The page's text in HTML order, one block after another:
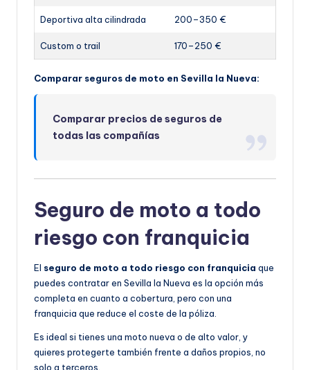
Deportiva alta cilindrada 200–350 €
Custom o trail 170–250 €
Comparar seguros de moto en Sevilla la Nueva:
Comparar precios de seguros de
todas las compañías
Seguro de moto a todo
riesgo con franquicia
El seguro de moto a todo riesgo con franquicia que
puedes contratar en Sevilla la Nueva es la opción más
completa en cuanto a cobertura, pero con una
franquicia que reduce el coste de la póliza.
Es ideal si tienes una moto nueva o de alto valor, y
quieres protegerte también frente a daños propios, no
solo a terceros.